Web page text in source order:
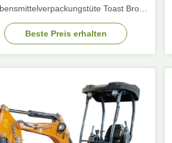
Toast Brot
Boden Kraftpapiertüte
Beste Preis erhalten